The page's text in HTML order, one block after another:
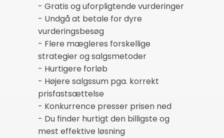
- Gratis og uforpligtende vurderinger
- Undgå at betale for dyre
vurderingsbesøg
- Flere mægleres forskellige
strategier og salgsmetoder
- Hurtigere forløb
- Højere salgssum pga. korrekt
prisfastsættelse
- Konkurrence presser prisen ned
- Du finder hurtigt den billigste og
mest effektive løsning